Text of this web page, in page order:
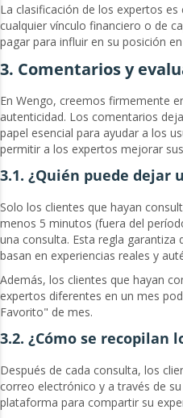
La clasificación de los expertos
cualquier vínculo financiero o de
pagar para influir en su posición
3. Comentarios y
En Wengo, creemos firmemente
autenticidad. Los comentarios
papel esencial para ayudar a los
permitir a los expertos mejorar
3.1. ¿Quién puede dejar
Solo los clientes que hayan
menos 5 minutos (fuera del
una consulta. Esta regla
basan en experiencias reales y
Además, los clientes que hayan
expertos diferentes en un mes
Favorito" de mes.
3.2. ¿Cómo se recopilan
Después de cada consulta, los
correo electrónico y a través de
plataforma para compartir su